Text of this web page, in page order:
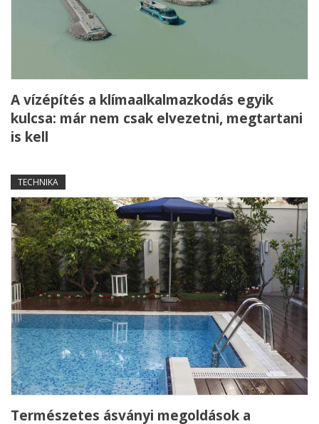
A vízépítés a klímaalkalmazkodás egyik
kulcsa: már nem csak elvezetni, megtartani
is kell
TECHNIKA
Természetes ásványi megoldások a